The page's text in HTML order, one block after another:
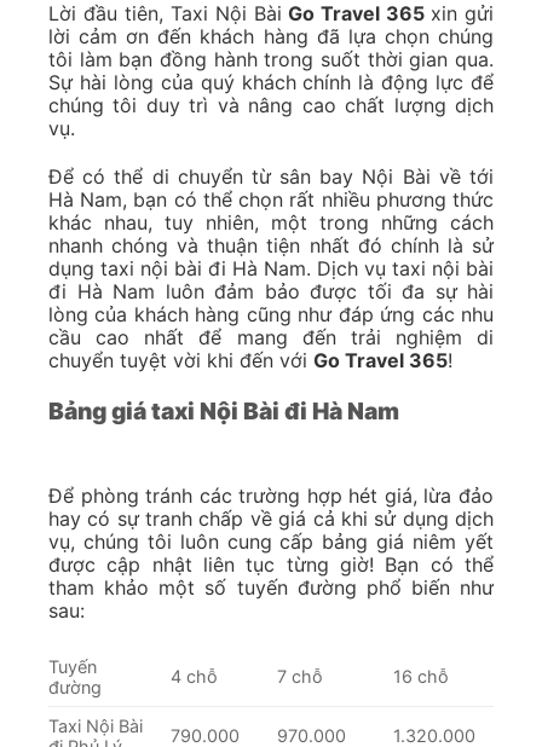
Lời đầu tiên, Taxi Nội BàiGo Travel 365 xin gửi
lời cảm ơn đến khách hàng đã lựa chọn chúng
tôi làm bạn đồng hành trong suốt thời gian qua.
Sự hài lòng của quý khách chính là động lực để
chúng tôi duy trì và nâng cao chất lượng dịch
vụ.
Để có thể di chuyển từ sân bay Nội Bài về tới
Hà Nam, bạn có thể chọn rất nhiều phương thức
khác nhau, tuy nhiên, một trong những cách
nhanh chóng và thuận tiện nhất đó chính là sử
dụng taxi nội bài đi Hà Nam. Dịch vụ taxi nội bài
đi Hà Nam luôn đảm bảo được tối đa sự hài
lòng của khách hàng cũng như đáp ứng các nhu
cầu cao nhất để mang đến trải nghiệm di
chuyển tuyệt vời khi đến với Go Travel 365!
Bảng giá taxi Nội Bài đi Hà Nam
Để phòng tránh các trường hợp hét giá, lừa đảo
hay có sự tranh chấp về giá cả khi sử dụng dịch
vụ, chúng tôi luôn cung cấp bảng giá niêm yết
được cập nhật liên tục từng giờ! Bạn có thể
tham khảo một số tuyến đường phổ biến như
sau:
Tuyến
đường
4 chỗ 7 chỗ 16 chỗ
Taxi Nội Bài
790.000 970.000 1.320.000